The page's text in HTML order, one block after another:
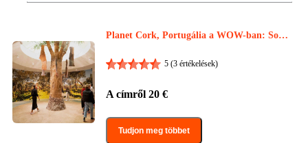
Planet Cork, Portugália a WOW-ban: Soro
5 (3 értékelések)
A címről 20 €
Tudjon meg többet